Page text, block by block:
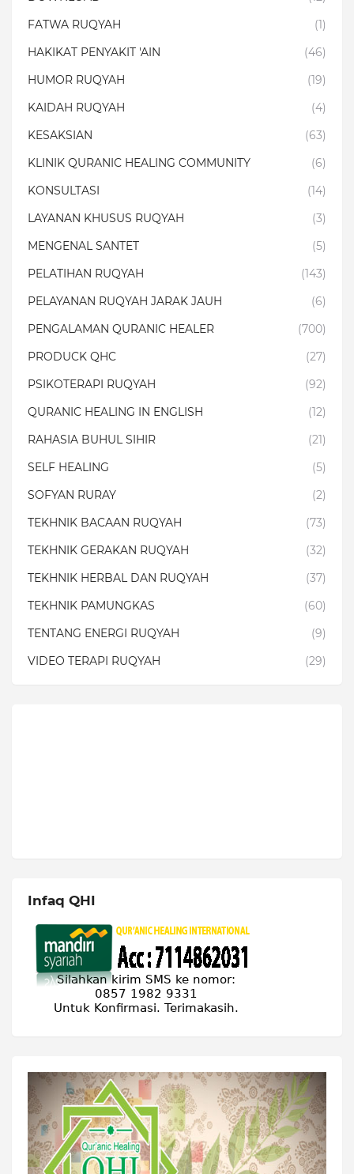
FATWA RUQYAH
(1)
HAKIKAT PENYAKIT 'AIN
(46)
HUMOR RUQYAH
(19)
KAIDAH RUQYAH
(4)
KESAKSIAN
(63)
KLINIK QURANIC HEALING COMMUNITY
(6)
KONSULTASI
(14)
LAYANAN KHUSUS RUQYAH
(3)
MENGENAL SANTET
(5)
PELATIHAN RUQYAH
(143)
PELAYANAN RUQYAH JARAK JAUH
(6)
PENGALAMAN QURANIC HEALER
(700)
PRODUCK QHC
(27)
PSIKOTERAPI RUQYAH
(92)
QURANIC HEALING IN ENGLISH
(12)
RAHASIA BUHUL SIHIR
(21)
SELF HEALING
(5)
SOFYAN RURAY
(2)
TEKHNIK BACAAN RUQYAH
(73)
TEKHNIK GERAKAN RUQYAH
(32)
TEKHNIK HERBAL DAN RUQYAH
(37)
TEKHNIK PAMUNGKAS
(60)
TENTANG ENERGI RUQYAH
(9)
VIDEO TERAPI RUQYAH
(29)
Infaq QHI